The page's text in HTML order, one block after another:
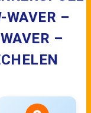
WAVER –
–